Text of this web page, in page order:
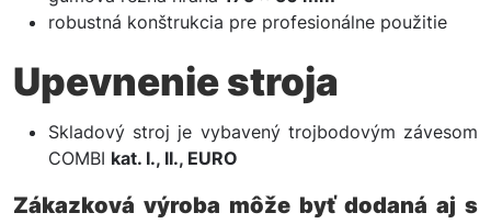
robustná konštrukcia pre profesionálne použitie
Upevnenie stroja
Skladový stroj je vybavený trojbodovým závesom
COMBI kat. I., II., EURO
Zákazková výroba môže byť dodaná aj s